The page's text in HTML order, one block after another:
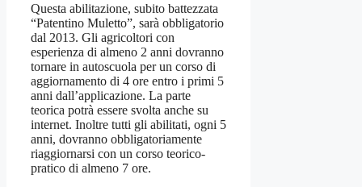
Questa abilitazione, subito battezzata
“Patentino Muletto”, sarà obbligatorio
dal 2013. Gli agricoltori con
esperienza di almeno 2 anni dovranno
tornare in autoscuola per un corso di
aggiornamento di 4 ore entro i primi 5
anni dall’applicazione. La parte
teorica potrà essere svolta anche su
internet. Inoltre tutti gli abilitati, ogni 5
anni, dovranno obbligatoriamente
riaggiornarsi con un corso teorico-
pratico di almeno 7 ore.